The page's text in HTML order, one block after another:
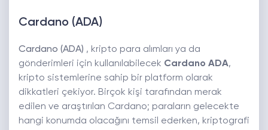
Cardano (ADA)
Cardano (ADA) , kripto para alımları ya da
gönderimleri için kullanılabilecek Cardano ADA,
kripto sistemlerine sahip bir platform olarak
dikkatleri çekiyor. Birçok kişi tarafından merak
edilen ve araştırılan Cardano; paraların gelecekte
hangi konumda olacağını temsil ederken, kriptografi